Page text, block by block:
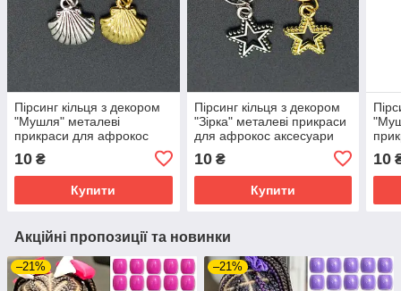
Пірсинг кільця з декором
"Мушля" металеві
прикраси для афрокос
дред
10 ₴
Купити
Пірсинг кільця з декором
"Зірка" металеві прикраси
для афрокос аксесуари
10₴
Купити
10
Акційні пропозиції та новинки
–21% –21%